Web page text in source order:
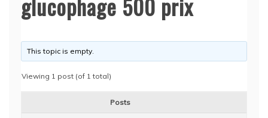
This topic is empty.
Viewing 1 post (of 1 total)
Posts